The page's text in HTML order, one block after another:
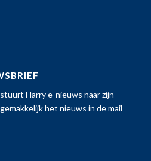
Harry e-nieuws naar zijn
het nieuws in de mail